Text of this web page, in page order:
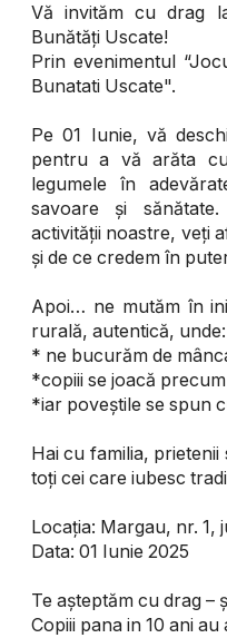
Vă invităm cu drag
Bunătăți Uscate!
Prin evenimentul
Bunatati Uscate".
Pe 01 Iunie, vă
pentru a vă arăta
legumele în
savoare și
activității noastre, veți
și de ce credem în
Apoi… ne mutăm în
rurală, autentică, unde:
* ne bucurăm de
*copiii se joacă
*iar poveștile se spun
Hai cu familia,
toți cei care iubesc
Locația: Margau, nr. 1,
Data: 01 Iunie 2025
Te așteptăm cu drag –
Copiii pana in 10 ani au